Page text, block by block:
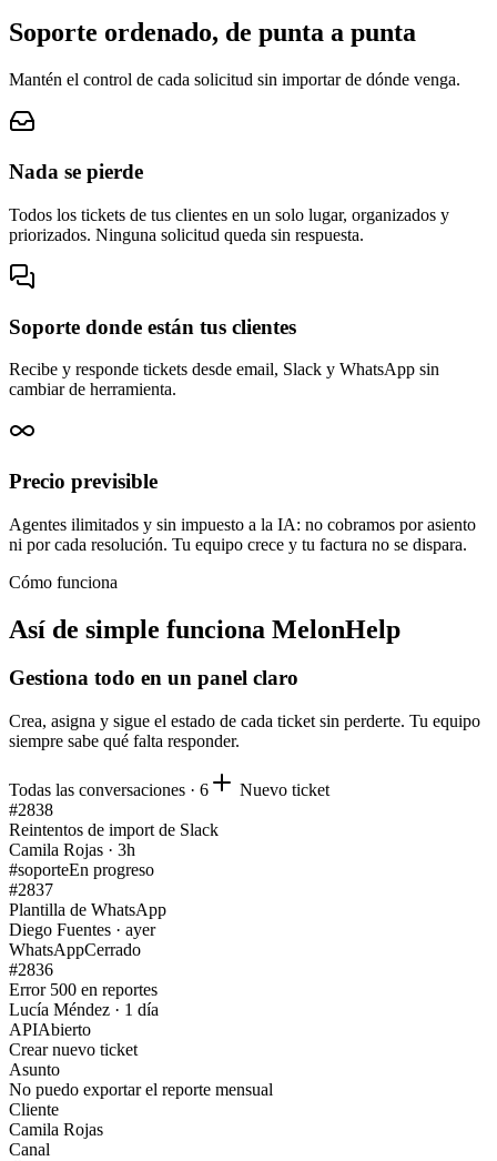
Soporte ordenado, de punta a punta
Mantén el control de cada solicitud sin importar de dónde venga.
Nada se pierde
Todos los tickets de tus clientes en un solo lugar, organizados y
priorizados. Ninguna solicitud queda sin respuesta.
Soporte donde están tus clientes
Recibe y responde tickets desde email, Slack y WhatsApp sin
cambiar de herramienta.
Precio previsible
Agentes ilimitados y sin impuesto a la IA: no cobramos por asiento
ni por cada resolución. Tu equipo crece y tu factura no se dispara.
Cómo funciona
Así de simple funciona MelonHelp
Gestiona todo en un panel claro
Crea, asigna y sigue el estado de cada ticket sin perderte. Tu equipo
siempre sabe qué falta responder.
Todas las conversaciones · 6
Nuevo ticket
#2838
Reintentos de import de Slack
Camila Rojas · 3h
#soporteEn progreso
#2837
Plantilla de WhatsApp
Diego Fuentes · ayer
WhatsAppCerrado
#2836
Error 500 en reportes
Lucía Méndez · 1 día
APIAbierto
Crear nuevo ticket
Asunto
No puedo exportar el reporte mensual
Cliente
Camila Rojas
Canal